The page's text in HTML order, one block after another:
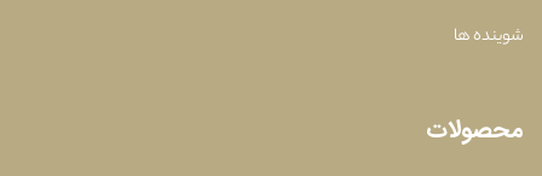
شوینده ها
محصولات